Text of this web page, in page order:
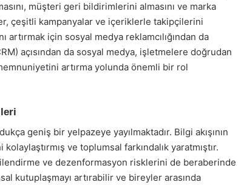
müşteri geri bildirimlerini almasını ve marka
çeşitli kampanyalar ve içeriklerle takipçilerini
artırmak için sosyal medya reklamcılığından da
açısından da sosyal medya, işletmelere doğrudan
artırma yolunda önemli bir rol
geniş bir yelpazeye yayılmaktadır. Bilgi akışının
ve toplumsal farkındalık yaratmıştır.
ve dezenformasyon risklerini de beraberinde
kutuplaşmayı artırabilir ve bireyler arasında